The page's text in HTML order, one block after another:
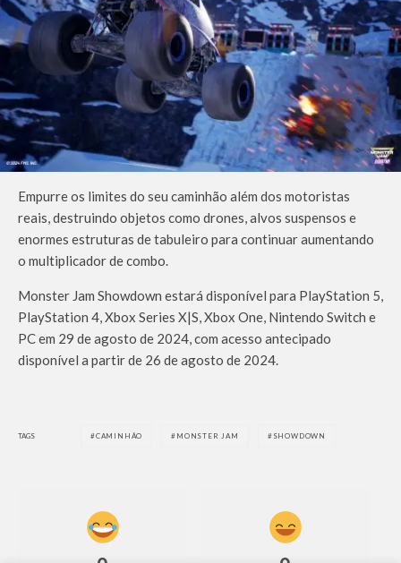
Empurre os limites do seu caminhão além dos motoristas
reais, destruindo objetos como drones, alvos suspensos e
enormes estruturas de tabuleiro para continuar aumentando
o multiplicador de combo.
Monster Jam Showdown estará disponível para PlayStation 5,
PlayStation 4, Xbox Series X|S, Xbox One, Nintendo Switch e
PC em 29 de agosto de 2024, com acesso antecipado
disponível a partir de 26 de agosto de 2024.
TAGS CAMINHÃO MONSTER JAM SHOWDOWN